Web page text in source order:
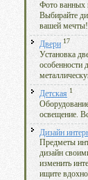
Фото ванных
Выбирайте
вашей мечты!
Двери 17
Установка
особенности
Детская 1
освещение.
Дизайн
Предметы
дизайн
изменить
ищите